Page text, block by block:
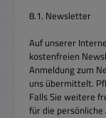
8.1. Newsletter
Auf unserer
kostenfreien
Anmeldung zum
uns übermittelt.
Falls Sie weitere
für die